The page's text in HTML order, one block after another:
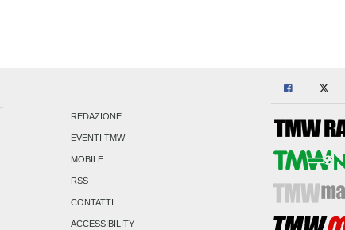
REDAZIONE
EVENTI TMW
MOBILE
RSS
CONTATTI
ACCESSIBILITY